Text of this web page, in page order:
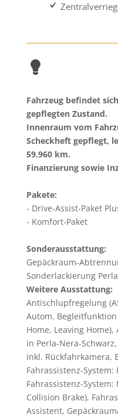
Fahrzeug befindet
gepflegten Zustand.
Innenraum vom
Scheckheft gepflegt,
59.960 km.
Finanzierung sowie
Pakete:
Drive-Assist-Paket
Komfort-Paket
Sonderausstattung:
Gepäckraum-
Sonderlackierung
Weitere Ausstattung:
Antischlupfregelung
Autom.
Home, Leaving
in Perla-Nera-
inkl. Rückfahrkamera,
Fahrassistenz-
Fahrassistenz-
Collision Brake),
Assistent,